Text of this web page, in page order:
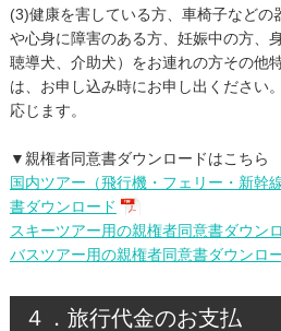
(3)健康を害している方、車椅子などの
や心身に障害のある方、妊娠中の方、
聴導犬、介助犬）をお連れの方その他
は、お申し込み時にお申し出ください
応じます。
▼親権者同意書ダウンロードはこちら
国内ツアー（飛行機・フェリー・新幹
書ダウンロード
スキーツアー用の親権者同意書ダウン
バスツアー用の親権者同意書ダウンロ
４．旅行代金のお支払